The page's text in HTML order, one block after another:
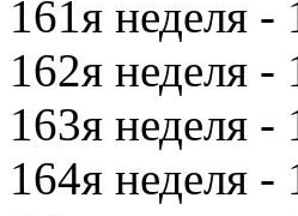
161я неделя -
162я неделя -
163я неделя -
164я неделя -